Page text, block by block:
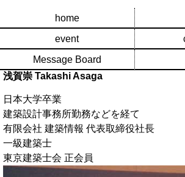
home
event
Message Board
浅賀崇 Takashi Asaga
日本大学卒業
建築設計事務所勤務などを経て
有限会社 建築情報 代表取締役社長
一級建築士
東京建築士会 正会員